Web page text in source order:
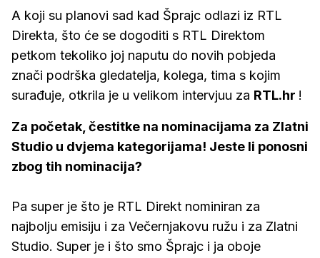
A koji su planovi sad kad Šprajc odlazi iz RTL
Direkta, što će se dogoditi s RTL Direktom
petkom tekoliko joj naputu do novih pobjeda
znači podrška gledatelja, kolega, tima s kojim
surađuje, otkrila je u velikom intervjuu za RTL.hr !
Za početak, čestitke na nominacijama za Zlatni
Studio u dvjema kategorijama! Jeste li ponosni
zbog tih nominacija?
Pa super je što je RTL Direkt nominiran za
najbolju emisiju i za Večernjakovu ružu i za Zlatni
Studio. Super je i što smo Šprajc i ja oboje